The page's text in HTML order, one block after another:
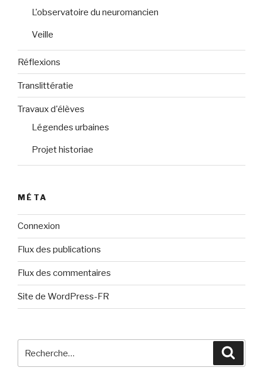
L'observatoire du neuromancien
Veille
Réflexions
Translittératie
Travaux d'élèves
Légendes urbaines
Projet historiae
MÉTA
Connexion
Flux des publications
Flux des commentaires
Site de WordPress-FR
pour